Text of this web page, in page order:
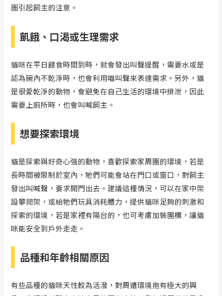
圖引起飼主的注意。
飢餓、口渴或生理需求
貓咪在平日餵食時間到時，就會發出叫聲提醒，需要水或是
認為碗內不乾淨時，也會利用喵叫聲來表達需求。另外，貓
是很愛乾淨的動物，會避免在自己生活的環境中排泄，因此
需要上廁所時，也會叫喊飼主。
想要探索環境
貓是探索與好奇心強的動物，喜歡探索家周圍的環境，若是
長時間被限制於室內，牠們可能會站在門口或窗口，對飼主
發出叫喊聲，要求開門出去。建議這種情況，可以在家中架
設攀爬架，或給牠們玩具消耗體力，提供貓咪足夠的刺激和
探索的環境，若是家裡有陽台的，也可考慮加裝圍欄，讓貓
咪能安全到戶外走走。
品種和年齡相關原因
有些品種的貓咪天性較為活潑，對周遭環境抱有極大的興